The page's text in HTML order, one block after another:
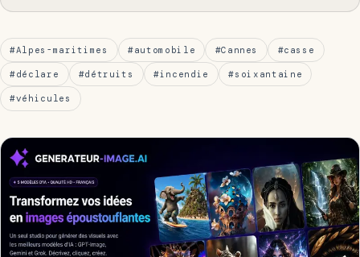
#Alpes-maritimes #automobile #Cannes #casse
#déclare #détruits #incendie #soixantaine
#véhicules